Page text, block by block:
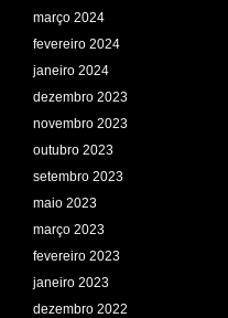
março 2024
fevereiro 2024
janeiro 2024
dezembro 2023
novembro 2023
outubro 2023
setembro 2023
maio 2023
março 2023
fevereiro 2023
janeiro 2023
dezembro 2022